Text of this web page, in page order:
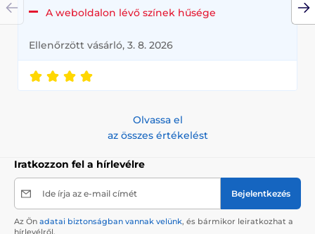
A weboldalon lévő színek hűsége
Ellenőrzött vásárló, 3. 8. 2026
Olvassa el
az összes értékelést
Iratkozzon fel a hírlevélre
Ide írja az e-mail címét Bejelentkezés
Az Ön adatai biztonságban vannak velünk, és bármikor leiratkozhat a
hírlevélről.